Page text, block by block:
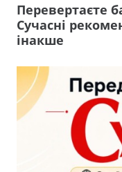
Перевертаєте
Сучасні
інакше